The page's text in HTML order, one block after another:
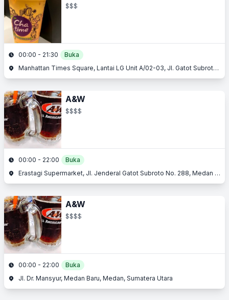
$$$
00:00 - 21:30
Buka
Manhattan Times Square, Lantai LG Unit A/02-03, Jl. Gatot Subroto No. 217, Sei Sikambing B, Medan Sunggal, Medan, Sumatera Utara
A&W
$$$$
00:00 - 22:00
Buka
Erastagi Supermarket, Jl. Jenderal Gatot Subroto No. 288, Medan Petisah, Medan, Sumatera Utara
A&W
$$$$
00:00 - 22:00
Buka
Jl. Dr. Mansyur, Medan Baru, Medan, Sumatera Utara